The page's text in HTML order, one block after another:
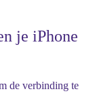
je iPhone
de verbinding te